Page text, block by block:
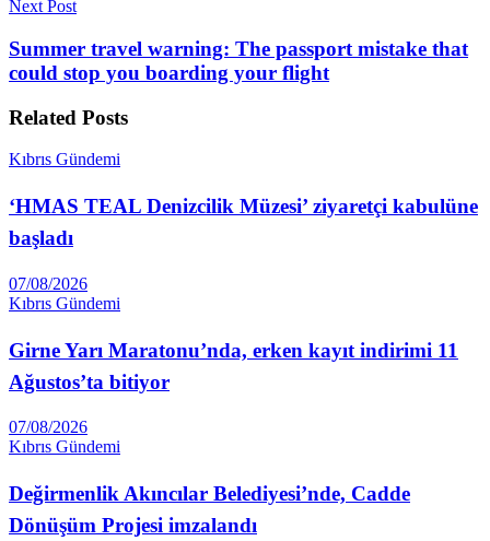
Next Post
Summer travel warning: The passport mistake that
could stop you boarding your flight
Related Posts
Kıbrıs Gündemi
‘HMAS TEAL Denizcilik Müzesi’ ziyaretçi kabulüne
başladı
07/08/2026
Kıbrıs Gündemi
Girne Yarı Maratonu’nda, erken kayıt indirimi 11
Ağustos’ta bitiyor
07/08/2026
Kıbrıs Gündemi
Değirmenlik Akıncılar Belediyesi’nde, Cadde
Dönüşüm Projesi imzalandı